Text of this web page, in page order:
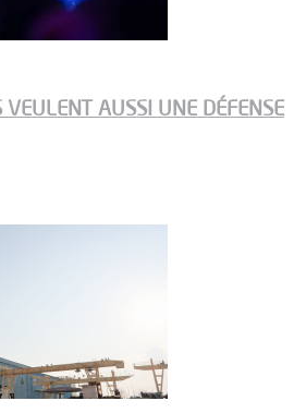
AUSSI UNE DÉFENSE